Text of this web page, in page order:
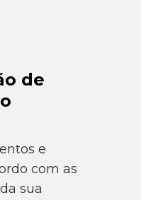
de
e
com as
sua